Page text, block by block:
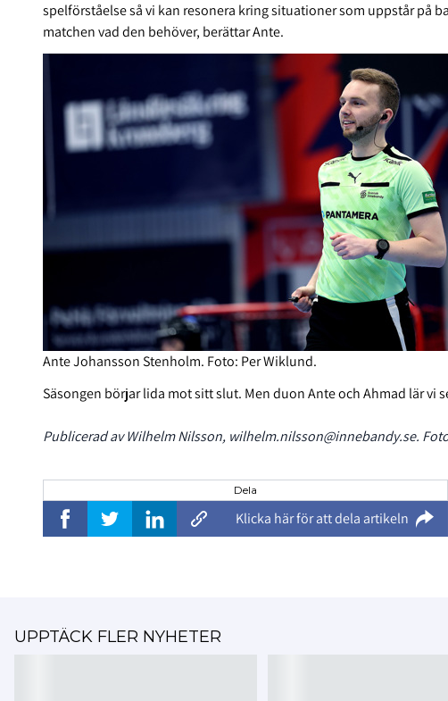
spelförståelse så vi kan resonera kring situationer som uppstår på
matchen vad den behöver, berättar Ante.
Ante Johansson Stenholm. Foto: Per Wiklund.
Säsongen börjar lida mot sitt slut. Men duon Ante och Ahmad lär vi
Publicerad av Wilhelm Nilsson, wilhelm.nilsson@innebandy.se.
Dela
Klicka här för att dela artikeln
UPPTÄCK FLER NYHETER